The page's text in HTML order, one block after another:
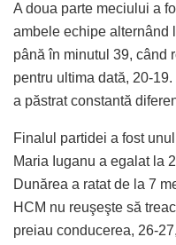
A doua parte meciului a
ambele echipe alternând
până în minutul 39, când
pentru ultima dată, 20-
a păstrat constantă
Finalul partidei a fost
Maria Iuganu a egalat la
Dunărea a ratat de la 7
HCM nu reuşeşte să
preiau conducerea, 26-